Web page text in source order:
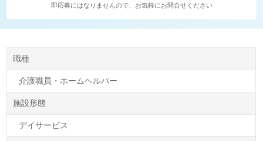
即応募にはなりませんので、お気軽にお問合せください
職種
介護職員・ホームヘルパー
施設形態
デイサービス